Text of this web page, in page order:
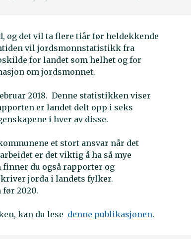
og det vil ta flere tiår før heldekkende
vil jordsmonnstatistikk fra
for landet som helhet og for
om jordsmonnet.
2018. Denne statistikken viser
er landet delt opp i seks
i hver av disse.
et stort ansvar når det
er det viktig å ha så mye
finner du også rapporter og
jorda i landets fylker.
2020.
kan du lese denne publikasjonen.